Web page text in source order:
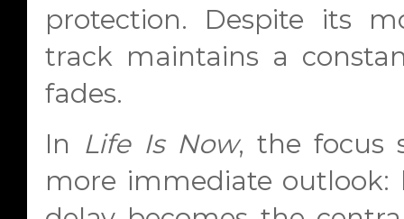
protection. Despite its
track maintains a
fades.
In Life Is Now, the focus
more immediate